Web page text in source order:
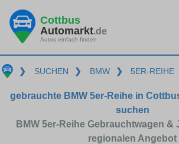
Cottbus
Automarkt.de
Autos einfach finden
❯ SUCHEN ❯ BMW ❯ 5ER-REIHE
gebrauchte BMW 5er-Reihe in
suchen
BMW 5er-Reihe Gebrauchtwagen &
regionalen Angebot